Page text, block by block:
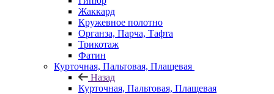
Жаккард
Кружевное полотно
Органза, Парча, Тафта
Трикотаж
Фатин
Курточная, Пальтовая, Плащевая
Назад
Курточная, Пальтовая, Плащевая